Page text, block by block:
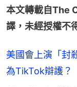
本文轉載自The
譯，未經授權不
美國會上演「封
為TikTok辯護？